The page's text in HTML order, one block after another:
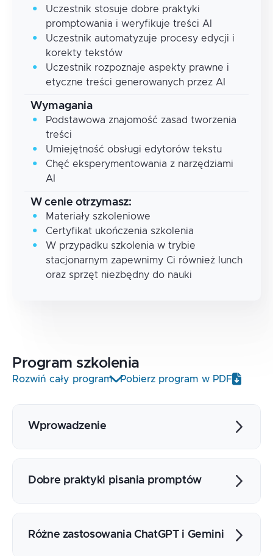
Uczestnik stosuje dobre praktyki
promptowania i weryfikuje treści AI
Uczestnik automatyzuje procesy edycji i
korekty tekstów
Uczestnik rozpoznaje aspekty prawne i
etyczne treści generowanych przez AI
Wymagania
Podstawowa znajomość zasad tworzenia
treści
Umiejętność obsługi edytorów tekstu
Chęć eksperymentowania z narzędziami
AI
W cenie otrzymasz:
Materiały szkoleniowe
Certyfikat ukończenia szkolenia
W przypadku szkolenia w trybie
stacjonarnym zapewnimy Ci również lunch
oraz sprzęt niezbędny do nauki
Program szkolenia
Rozwiń cały program Pobierz program w PDF
Wprowadzenie
ChatGPT, Gemini, Claude,
Dobre praktyki pisania promptów
tekstu
Różne zastosowania ChatGPT i Gemini